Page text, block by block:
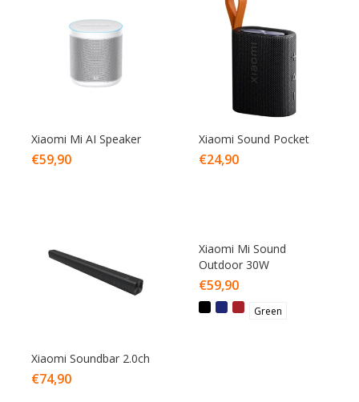
Xiaomi Mi AI Speaker
€59,90
Xiaomi Sound Pocket
€24,90
Xiaomi Soundbar 2.0ch
€74,90
Xiaomi Mi Sound
Outdoor 30W
€59,90
Green